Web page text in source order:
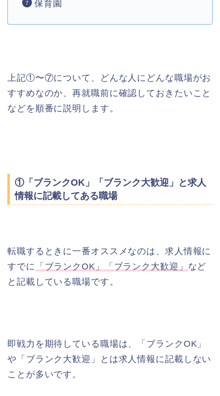
保育園
上記①〜⑦について、どんな人にどんな職場がお
すすめなのか、再就職前に確認しておきたいこと
などを順番に説明します。
①「ブランクOK」「ブランク大歓迎」と求人
情報に記載してある職場
転職するときに一番オススメなのは、求人情報に
すでに 「ブランクOK」「ブランク大歓迎」 など
と記載している職場です。
即戦力を期待している職場は、「ブランクOK」
や「ブランク大歓迎」とは求人情報に記載しない
ことが多いです。